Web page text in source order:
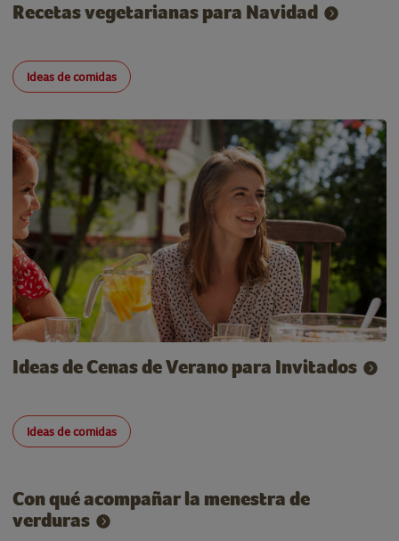
Recetas vegetarianas para Navidad
Ideas de comidas
Ideas de Cenas de Verano para Invitados
Ideas de comidas
Con qué acompañar la menestra de
verduras